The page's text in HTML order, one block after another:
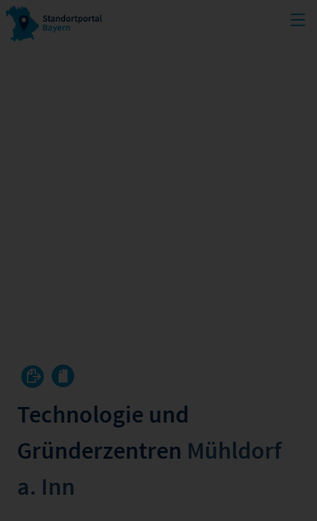
Technologie und
Gründerzentren Mühldorf
a. Inn